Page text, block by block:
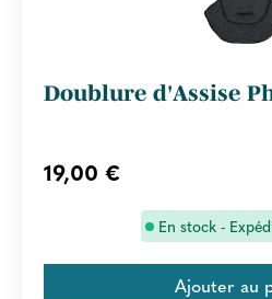
Doublure d'Assise
19,00 €
En stock -